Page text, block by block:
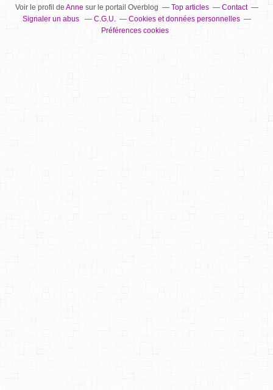
Voir le profil de Annesur le portail Overblog Top articles
Contact
Signaler un abus
C.G.U.
Cookies et données personnelles
Préférences cookies